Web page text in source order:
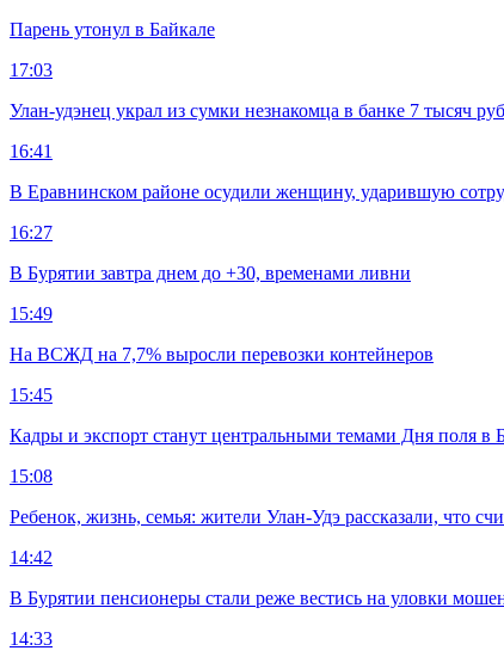
Парень утонул в Байкале
17:03
Улан-удэнец украл из сумки незнакомца в банке 7 тысяч
16:41
В Еравнинском районе осудили женщину, ударившую
16:27
В Бурятии завтра днем до +30, временами ливни
15:49
На ВСЖД на 7,7% выросли перевозки контейнеров
15:45
Кадры и экспорт станут центральными темами Дня поля в
15:08
Ребенок, жизнь, семья: жители Улан-Удэ рассказали, что
14:42
В Бурятии пенсионеры стали реже вестись на уловки
14:33